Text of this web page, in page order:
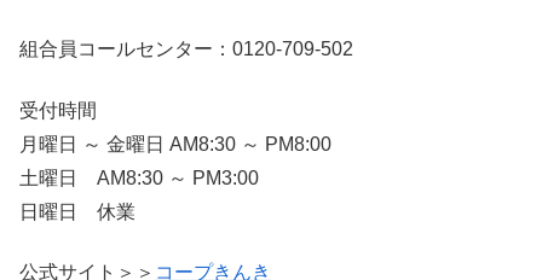
組合員コールセンター：0120-709-502
受付時間
月曜日 ～ 金曜日 AM8:30 ～ PM8:00
土曜日 AM8:30 ～ PM3:00
日曜日 休業
公式サイト＞＞ コープきんき